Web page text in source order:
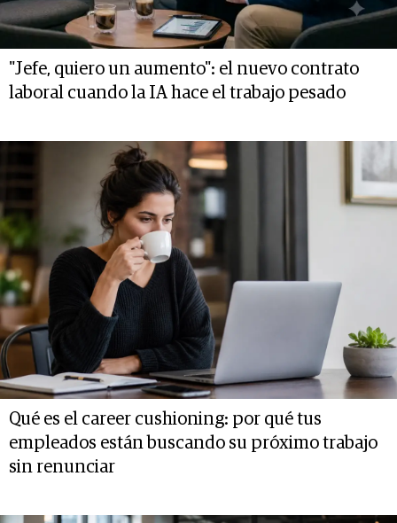
"Jefe, quiero un aumento": el nuevo contrato
laboral cuando la IA hace el trabajo pesado
Qué es el career cushioning: por qué tus
empleados están buscando su próximo trabajo
sin renunciar